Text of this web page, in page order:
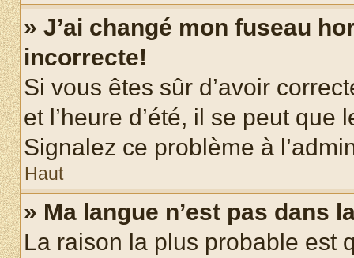
» J’ai changé mon fuseau
incorrecte!
Si vous êtes sûr d’avoir
et l’heure d’été, il se peut que
Signalez ce problème à
Haut
» Ma langue n’est pas dans
La raison la plus probable est